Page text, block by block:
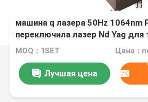
машина q лазера 50Hz 1064nm
переключила лазер Nd Yag для
MOQ：1SET Цена：
Лучшая цена